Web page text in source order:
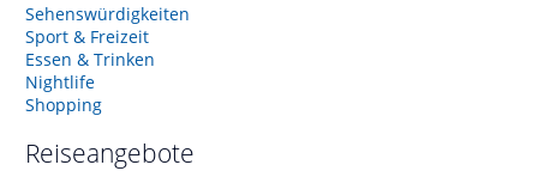
Sehenswürdigkeiten
Sport & Freizeit
Essen & Trinken
Nightlife
Shopping
Reiseangebote